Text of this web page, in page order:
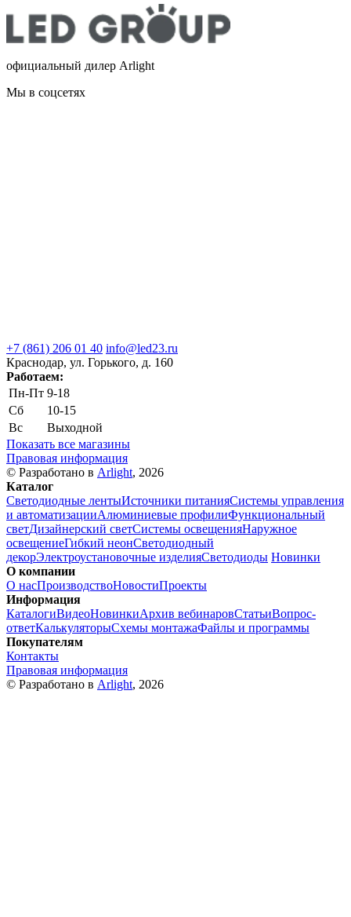
официальный дилер Arlight
Мы в соцсетях
+7 (861) 206 01 40 info@led23.ru
Краснодар, ул. Горького, д. 160
Работаем:
Пн-Пт 9-18
Сб
10-15
Вс
Выходной
Показать все магазины
Правовая информация
© Разработано в Arlight, 2026
Каталог
Светодиодные лентыИсточники питанияСистемы управления
и автоматизацииАлюминиевые профилиФункциональный
светДизайнерский светСистемы освещенияНаружное
освещениеГибкий неонСветодиодный
декорЭлектроустановочные изделияСветодиоды Новинки
О компании
О насПроизводствоНовостиПроекты
Информация
КаталогиВидеоНовинкиАрхив вебинаровСтатьиВопрос-
ответКалькуляторыСхемы монтажаФайлы и программы
Покупателям
Контакты
Правовая информация
© Разработано в Arlight, 2026